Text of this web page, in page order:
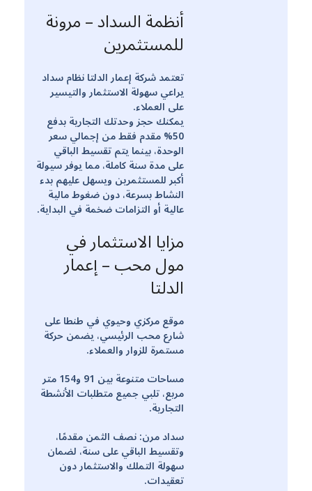
أنظمة السداد – مرونة
للمستثمرين
تعتمد شركة إعمار الدلتا نظام سداد
يراعي سهولة الاستثمار والتيسير
على العملاء.
يمكنك حجز وحدتك التجارية بدفع
50% مقدم فقط من إجمالي سعر
الوحدة، بينما يتم تقسيط الباقي
على مدة سنة كاملة، مما يوفر سيولة
أكبر للمستثمرين ويسهل عليهم بدء
النشاط بسرعة، دون ضغوط مالية
عالية أو التزامات ضخمة في البداية.
مزايا الاستثمار في
مول محب – إعمار
الدلتا
موقع مركزي وحيوي في طنطا على
شارع محب الرئيسي، يضمن حركة
مستمرة للزوار والعملاء.
مساحات متنوعة بين 91 و154 متر
مربع، تلبي جميع متطلبات الأنشطة
التجارية.
سداد مرن: نصف الثمن مقدمًا،
وتقسيط الباقي على سنة، لضمان
سهولة التملك والاستثمار دون
تعقيدات.